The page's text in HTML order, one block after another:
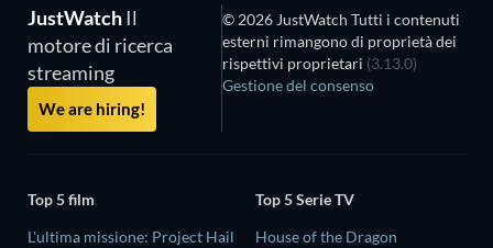
JustWatch Il
motore di ricerca
streaming
We are hiring!
© 2026 JustWatch Tutti i contenuti
esterni rimangono di proprietà dei
rispettivi proprietari (3.13.0)
Gestione del consenso
Top 5 film
L'ultima missione: Project Hail
Top 5 Serie TV
House of the Dragon